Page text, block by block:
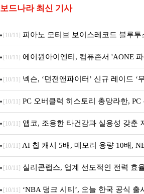
보드나라 최신 기사
[10/11] 피아노 모티브 보이스레코드 블루투
출시
[10/11] 에이원아이엔티, 컴퓨존서 'AONE
음.ZIP' 이벤트 진행
[10/11] 넥슨, ‘던전앤파이터’ 신규 레이드 ‘
데이트!
[10/11] PC 오버클럭 히스토리 총망라한,
특집(1-4편)
[10/11] 앱코, 조용한 타건감과 실용성 갖춘
우스 세트 'KM580' 출시
[10/11] AI 칩 캐시 5배, 메모리 용량 10배,
표
[10/11] 실리콘랩스, 업계 선도적인 전력 효
춘 초저전력 블루투스 LE SoC ‘BG2B’ 공개
[10/11] ‘NBA 덩크 시티’, 오늘 한국 공식 출시